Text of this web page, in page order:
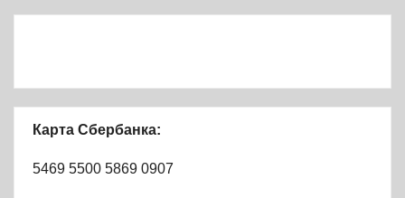
Карта Сбербанка:
5469 5500 5869 0907